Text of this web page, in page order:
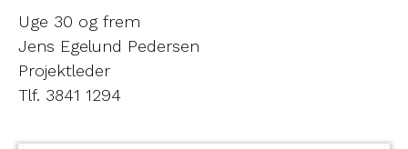
Uge 30 og frem
Jens Egelund Pedersen
Projektleder
Tlf. 3841 1294